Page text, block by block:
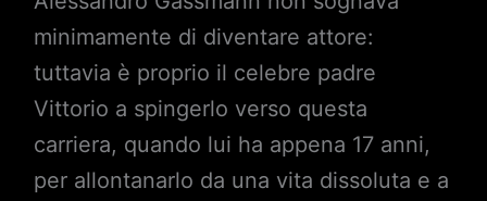
minimamente di diventare attore:
tuttavia è proprio il celebre padre
Vittorio a spingerlo verso questa
carriera, quando lui ha appena 17 anni,
per allontanarlo da una vita dissoluta e a